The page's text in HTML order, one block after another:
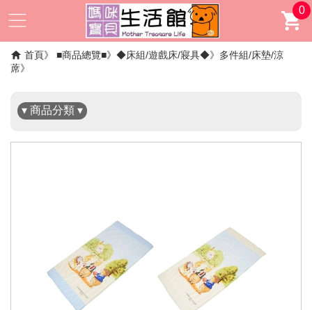
0
首頁 ■商品總覽■ ◆床組/遊戲床/寢具◆
多件組/床墊/涼
蓆
▾ 商品分類 ▾
✖